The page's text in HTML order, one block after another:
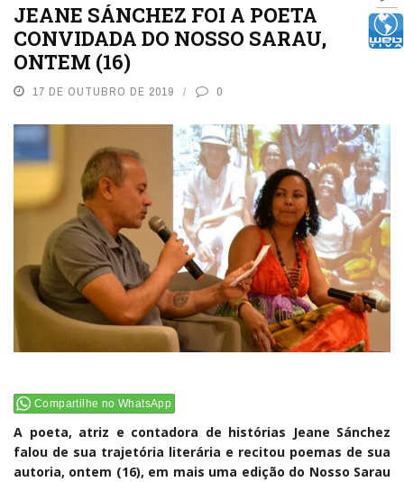
JEANE SÁNCHEZ FOI A POETA
CONVIDADA DO NOSSO SARAU,
ONTEM (16)
17 DE OUTUBRO DE 2019 0
Compartilhe no WhatsApp
A poeta, atriz e contadora de histórias Jeane Sánchez
falou de sua trajetória literária e recitou poemas de sua
autoria, ontem (16), em mais uma edição do Nosso Sarau